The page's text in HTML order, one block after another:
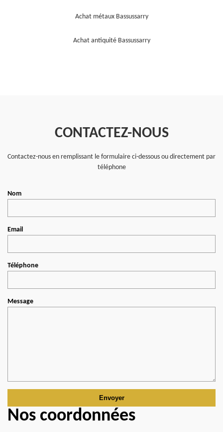
Achat métaux Bassussarry
Achat antiquité Bassussarry
CONTACTEZ-NOUS
Contactez-nous en remplissant le formulaire ci-dessous ou directement par
téléphone
Nom
Email
Téléphone
Message
Nos coordonnées